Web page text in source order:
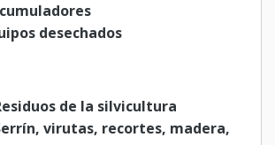
desechados
de la silvicultura
virutas, recortes, madera,